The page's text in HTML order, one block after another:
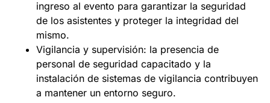
ingreso al evento para garantizar la seguridad
de los asistentes y proteger la integridad del
mismo.
Vigilancia y supervisión: la presencia de
personal de seguridad capacitado y la
instalación de sistemas de vigilancia contribuyen
a mantener un entorno seguro.